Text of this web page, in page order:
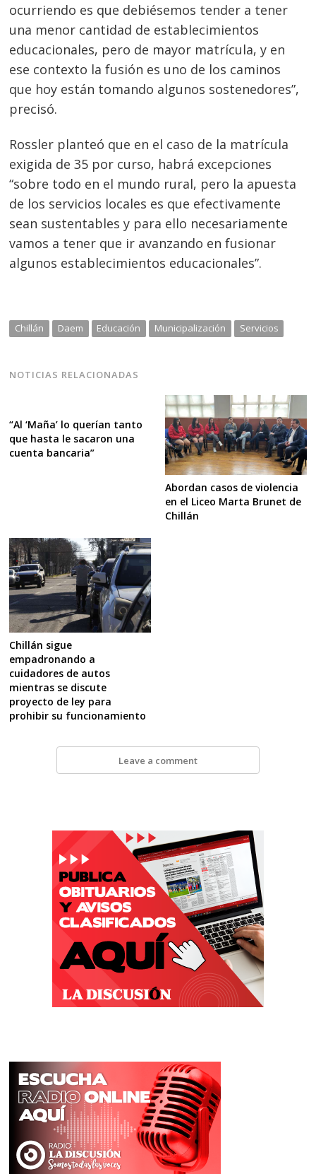
ocurriendo es que debiésemos tender a tener
una menor cantidad de establecimientos
educacionales, pero de mayor matrícula, y en
ese contexto la fusión es uno de los caminos
que hoy están tomando algunos sostenedores”,
precisó.
Rossler planteó que en el caso de la matrícula
exigida de 35 por curso, habrá excepciones
“sobre todo en el mundo rural, pero la apuesta
de los servicios locales es que efectivamente
sean sustentables y para ello necesariamente
vamos a tener que ir avanzando en fusionar
algunos establecimientos educacionales”.
Chillán Daem Educación Municipalización Servicios
NOTICIAS RELACIONADAS
“Al ‘Maña’ lo querían tanto
que hasta le sacaron una
cuenta bancaria”
Abordan casos de violencia
en el Liceo Marta Brunet de
Chillán
Chillán sigue
empadronando a
cuidadores de autos
mientras se discute
proyecto de ley para
prohibir su funcionamiento
Leave a comment